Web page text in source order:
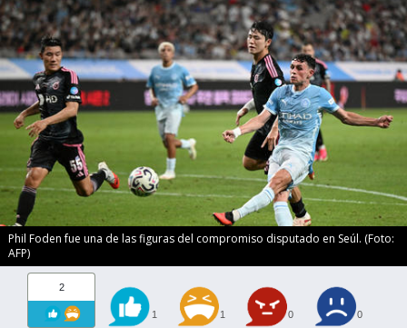
Phil Foden fue una de las figuras del compromiso disputado en Seúl. (Foto:
AFP)
2
1 1 0 0